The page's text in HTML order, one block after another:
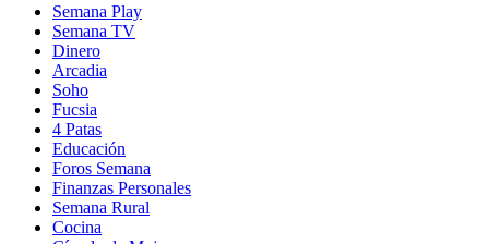
Semana Play
Semana TV
Dinero
Arcadia
Soho
in
new
window
Fucsia
in
new
window
4 Patas
Educación
Foros Semana
Finanzas Personales
Semana Rural
Cocina